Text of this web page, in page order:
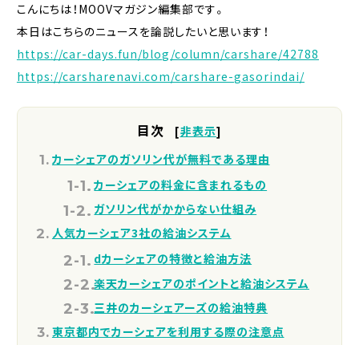
こんにちは！MOOVマガジン編集部です。
本日はこちらのニュースを論説したいと思います！
https://car-days.fun/blog/column/carshare/42788
https://carsharenavi.com/carshare-gasorindai/
目次 [非表示]
カーシェアのガソリン代が無料である理由
カーシェアの料金に含まれるもの
ガソリン代がかからない仕組み
人気カーシェア3社の給油システム
dカーシェアの特徴と給油方法
楽天カーシェアのポイントと給油システム
三井のカーシェアーズの給油特典
東京都内でカーシェアを利用する際の注意点